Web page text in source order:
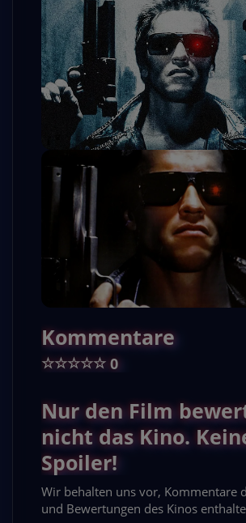
Kommentare
☆☆☆☆☆ 0
Nur den Film
nicht das Kino.
Spoiler!
Wir behalten uns vor, Kommentare
und Bewertungen des Kinos